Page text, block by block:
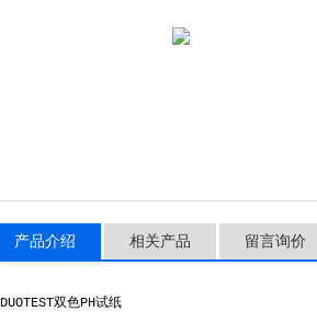
产品介绍 相关产品 留言询价
DUOTEST双色PH试纸